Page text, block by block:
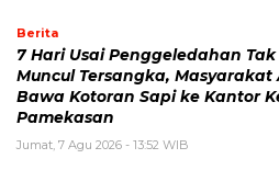
Berita
7 Hari Usai Penggeledahan Tak
Muncul Tersangka, Masyarakat
Bawa Kotoran Sapi ke Kantor
Pamekasan
Jumat, 7 Agu 2026 - 13:52 WIB